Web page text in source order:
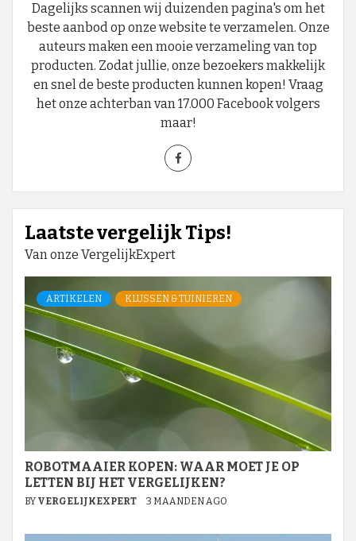
Dagelijks scannen wij duizenden pagina's om het
beste aanbod op onze website te verzamelen. Onze
auteurs maken een mooie verzameling van top
producten. Zodat jullie, onze bezoekers makkelijk
en snel de beste producten kunnen kopen! Vraag
het onze achterban van 17.000 Facebook volgers
maar!
Laatste vergelijk Tips!
Van onze VergelijkExpert
ARTIKELEN KLUSSEN & TUINIEREN
ROBOTMAAIER KOPEN: WAAR MOET JE OP
LETTEN BIJ HET VERGELIJKEN?
BY VERGELIJKEXPERT 3 MAANDEN AGO